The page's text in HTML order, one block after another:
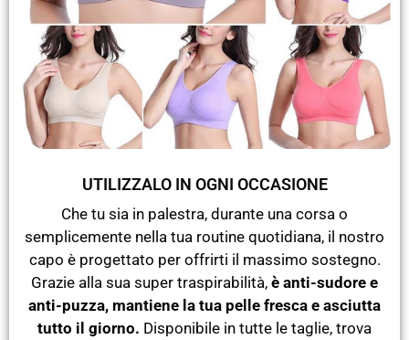
UTILIZZALO IN OGNI OCCASIONE
Che tu sia in palestra, durante una corsa o
semplicemente nella tua routine quotidiana, il nostro
capo è progettato per offrirti il massimo sostegno.
Grazie alla sua super traspirabilità, è anti-sudore e
anti-puzza, mantiene la tua pelle fresca e asciutta
tutto il giorno. Disponibile in tutte le taglie, trova